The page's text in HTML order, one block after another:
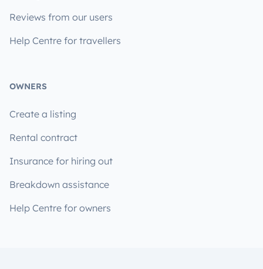
Reviews from our users
Help Centre for travellers
OWNERS
Create a listing
Rental contract
Insurance for hiring out
Breakdown assistance
Help Centre for owners